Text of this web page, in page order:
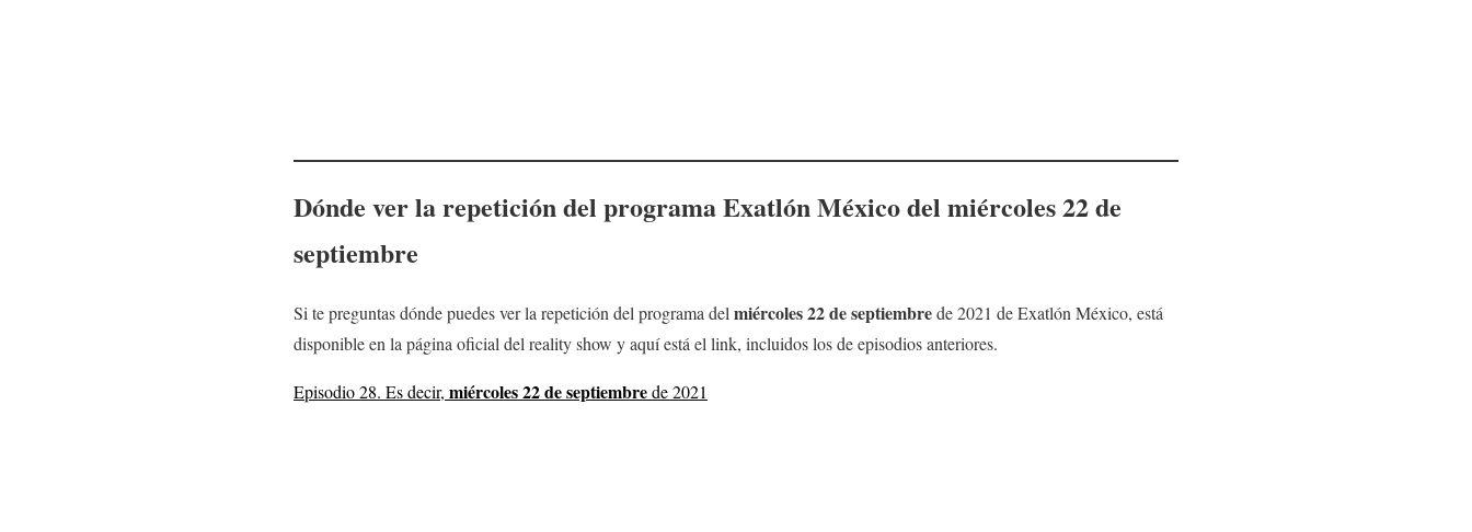
Dónde ver la repetición del programa Exatlón México del miércoles 22de
septiembre
Si te preguntas dónde puedes ver la repetición del programa del miércoles 22de septiembrede 2021 de Exatlón México, está
disponible en la página oficial del reality show y aquí está el link, incluidos los de episodios anteriores.
Episodio 28. Es decir, miércoles 22de septiembrede 2021